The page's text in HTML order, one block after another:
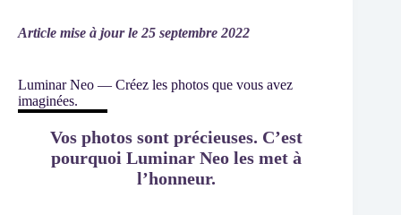
Article mise à jour le 25 septembre 2022
Luminar Neo — Créez les photos que vous avez
imaginées.
Vos photos sont précieuses. C’est
pourquoi Luminar Neo les met à
l’honneur.